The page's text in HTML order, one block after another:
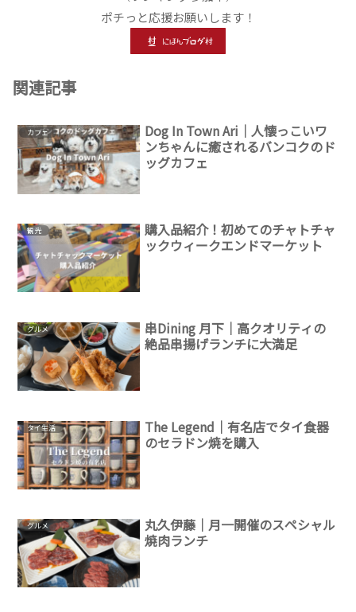
ポチっと応援お願いします！
関連記事
カフェ
Dog In Town Ari｜人懐っこいワ
ンちゃんに癒されるバンコクのド
ッグカフェ
観光
購入品紹介！初めてのチャトチャ
ックウィークエンドマーケット
グルメ
串Dining 月下｜高クオリティの
絶品串揚げランチに大満足
タイ生活
The Legend｜有名店でタイ食器
のセラドン焼を購入
グルメ
丸久伊藤｜月一開催のスペシャル
焼肉ランチ